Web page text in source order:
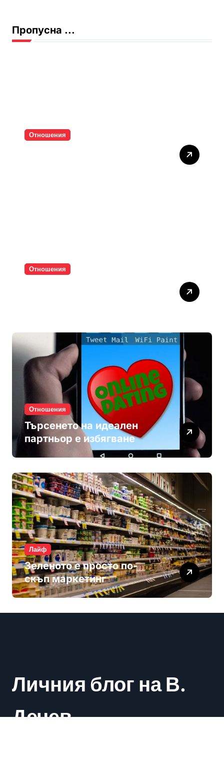
Пропусна ...
Отношения
Отношения
Отношения
Търсенето на идеален
партньор е избягване
Лайф
Зеленото е просто по-
скъп маркетинг
Личния блог на В.
Дечев